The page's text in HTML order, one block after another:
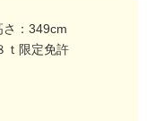
：349cm
限定免許